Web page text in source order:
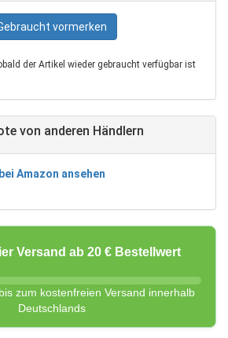
vormerken
der Artikel wieder gebraucht verfügbar ist
von anderen Händlern
bei Amazon ansehen
Versand ab 20 € Bestellwert
bis zum kostenfreien Versand innerhalb
Deutschlands